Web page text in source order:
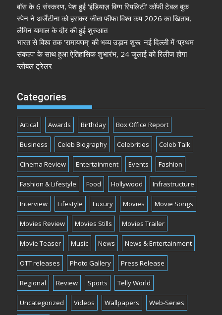
बॉस के 6 संस्करण, पेश हुई ‘इंडियाज़ बिग्ग रियलिटी’ कॉफी टेबल बुक
स्पेन ने अर्जेंटीना को हराकर जीता फीफा विश्व कप 2026 का खिताब,
लैमिन यामाल के दौर की हुई शुरुआत
भारत से विश्व तक ‘रामायणम्’ की भव्य उड़ान शुरू: नई दिल्ली में ‘प्रथम
संकल्प’ के साथ हुआ ऐतिहासिक शुभारंभ, 24 जुलाई को रिलीज होगा
ग्लोबल ट्रेलर
Categories
Artical Awards Birthday Box Office Report
Business Celeb Biography Celebrities Celeb Talk
Cinema Review Entertainment Events Fashion
Fashion & Lifestyle Food Hollywood Infrastructure
Interview Lifestyle Luxury Movies Movie Songs
Movies Review Movies Stills Movies Trailer
Movie Teaser Music News News & Entertainment
OTT releases Photo Gallery Press Release
Regional Review Sports Telly World
Uncategorized Videos Wallpapers Web-Series